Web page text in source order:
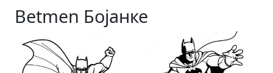
Betmen Бојанке